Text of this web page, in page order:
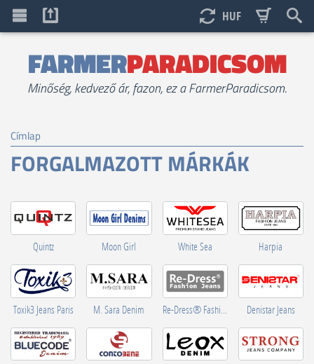
HUF
FARMERPARADICSOM
Minőség, kedvező ár, fazon, ez a FarmerParadicsom.
Címlap
FORGALMAZOTT MÁRKÁK
Quintz Moon Girl White Sea Harpia
Toxik3 Jeans Paris M. Sara Denim Denistar Jeans